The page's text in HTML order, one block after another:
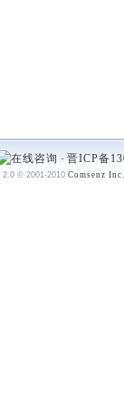
- 晋ICP备
2.0 © 2001-2010 Comsenz Inc.